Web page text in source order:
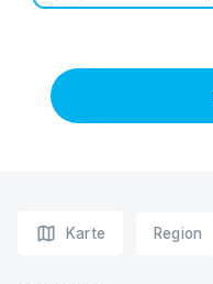
map Karte Region